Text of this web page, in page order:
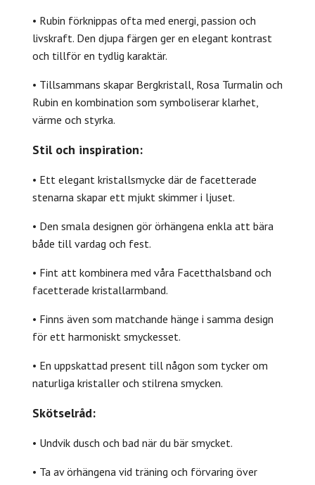
• Rubin förknippas ofta med energi, passion och
livskraft. Den djupa färgen ger en elegant kontrast
och tillför en tydlig karaktär.
• Tillsammans skapar Bergkristall, Rosa Turmalin och
Rubin en kombination som symboliserar klarhet,
värme och styrka.
Stil och inspiration:
• Ett elegant kristallsmycke där de facetterade
stenarna skapar ett mjukt skimmer i ljuset.
• Den smala designen gör örhängena enkla att bära
både till vardag och fest.
• Fint att kombinera med våra Facetthalsband och
facetterade kristallarmband.
• Finns även som matchande hänge i samma design
för ett harmoniskt smyckesset.
• En uppskattad present till någon som tycker om
naturliga kristaller och stilrena smycken.
Skötselråd:
• Undvik dusch och bad när du bär smycket.
• Ta av örhängena vid träning och förvaring över